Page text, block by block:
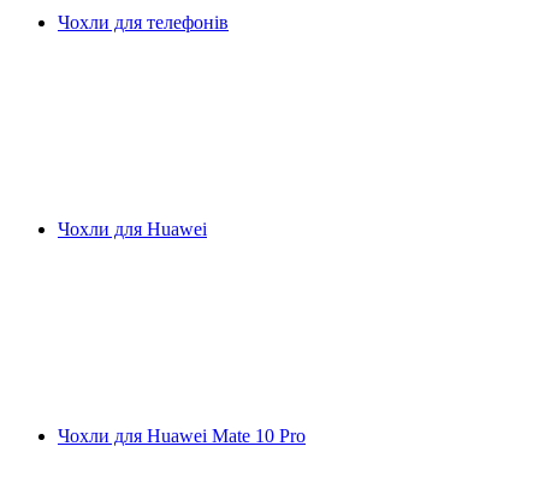
Чохли для телефонів
Чохли для Huawei
Чохли для Huawei Mate 10 Pro